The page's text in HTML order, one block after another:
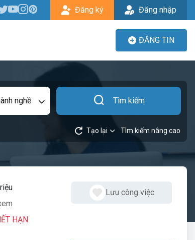
Đăng ký Đăng nhập
ĐĂNG TIN
nghề Tìm kiếm
Tạo lại Tìm kiếm nâng cao
HẠN
Lưu công việc